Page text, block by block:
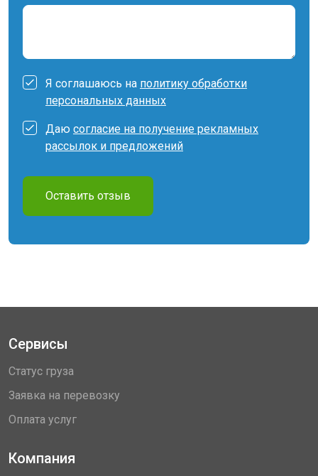
Я соглашаюсь на политику обработки
персональных данных
Даю согласие на получение рекламных
рассылок и предложений
Оставить отзыв
Сервисы
Статус груза
Заявка на перевозку
Оплата услуг
Компания